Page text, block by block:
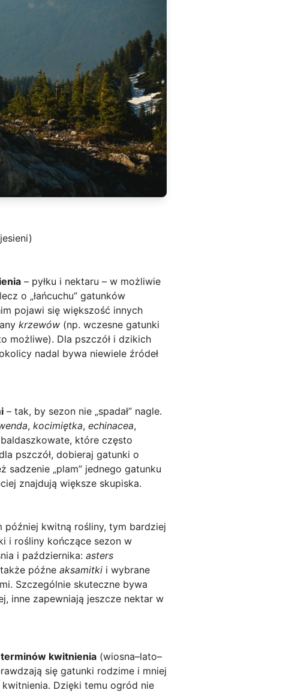
– pyłku i nektaru – w możliwie
o „łańcuchu” gatunków
pojawi się większość innych
krzewów (np. wczesne gatunki
możliwe). Dla pszczół i dzikich
nadal bywa niewiele źródeł
– tak, by sezon nie „spadał” nagle.
, kocimiętka, echinacea,
które często
pszczół, dobieraj gatunki o
sadzenie „plam” jednego gatunku
znajdują większe skupiska.
później kwitną rośliny, tym bardziej
i rośliny kończące sezon w
i października: asters
późne aksamitki i wybrane
Szczególnie skuteczne bywa
inne zapewniają jeszcze nektar w
kwitnienia (wiosna–lato–
się gatunki rodzime i mniej
Dzięki temu ogród nie